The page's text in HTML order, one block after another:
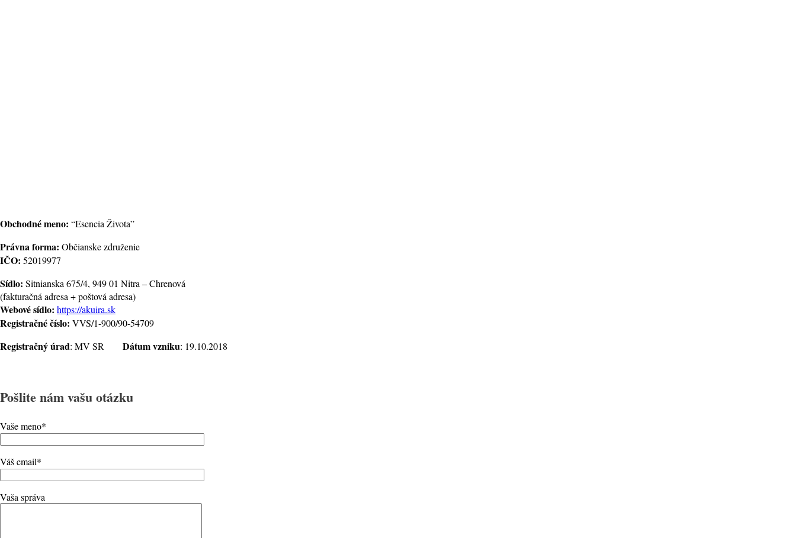
Obchodné meno: “Esencia Života”
Právna forma: Občianske združenie
IČO: 52019977
Sídlo: Sitnianska 675/4, 949 01 Nitra – Chrenová
(fakturačná adresa + poštová adresa)
Webové sídlo: https://akuira.sk
Registračné číslo: VVS/1-900/90-54709
Registračný úrad: MV SR Dátum vzniku: 19.10.2018
Pošlite nám vašu otázku
Vaše meno*
Váš email*
Vaša správa